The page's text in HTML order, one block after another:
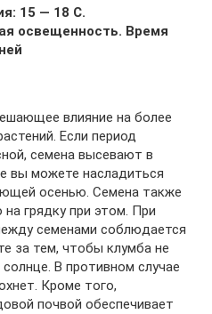
15 — 18 C.
освещенность. Время
влияние на более
Если период
семена высевают в
вы можете насладиться
осенью. Семена также
грядку при этом. При
семенами соблюдается
за тем, чтобы клумба не
В противном случае
Кроме того,
почвой обеспечивает